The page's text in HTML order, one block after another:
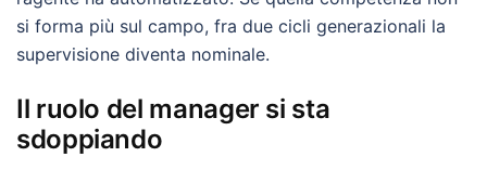
si forma più sul campo, fra due cicli generazionali la
supervisione diventa nominale.
Il ruolo del manager si sta
sdoppiando